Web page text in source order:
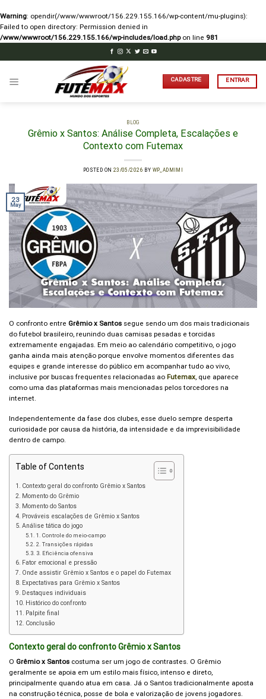
Warning: opendir(/www/wwwroot/156.229.155.166/wp-content/mu-plugins):
Failed to open directory: Permission denied in
/www/wwwroot/156.229.155.166/wp-includes/load.phpon line 981
CADASTRE ENTRAR
BLOG
Grêmio x Santos: Análise Completa, Escalações e
Contexto com Futemax
POSTED ON 23/05/2026 BY WP_ADMIMI
23
May
O confronto entre Grêmio x Santos segue sendo um dos mais tradicionais
do futebol brasileiro, reunindo duas camisas pesadas e torcidas
extremamente engajadas. Em meio ao calendário competitivo, o jogo
ganha ainda mais atenção porque envolve momentos diferentes das
equipes e grande interesse do público em acompanhar tudo ao vivo,
inclusive por buscas frequentes relacionadas ao Futemax, que aparece
como uma das plataformas mais mencionadas pelos torcedores na
internet.
Independentemente da fase dos clubes, esse duelo sempre desperta
curiosidade por causa da história, da intensidade e da imprevisibilidade
dentro de campo.
Table of Contents
Contexto geral do confronto Grêmio x Santos
Momento do Grêmio
Momento do Santos
Prováveis escalações de Grêmio x Santos
Análise tática do jogo
1. Controle do meio-campo
2. Transições rápidas
3. Eficiência ofensiva
Fator emocional e pressão
Onde assistir Grêmio x Santos e o papel do Futemax
Expectativas para Grêmio x Santos
Destaques individuais
Histórico do confronto
Palpite final
Conclusão
Contexto geral do confronto Grêmio x Santos
O Grêmio x Santos costuma ser um jogo de contrastes. O Grêmio
geralmente se apoia em um estilo mais físico, intenso e direto,
principalmente quando atua em casa. Já o Santos tradicionalmente aposta
na construção técnica, posse de bola e valorização de jovens jogadores.